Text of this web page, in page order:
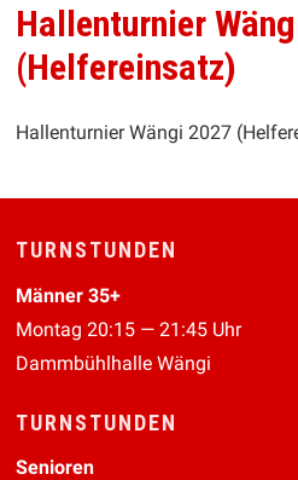
Hallenturnier
(Helfereinsatz)
Hallenturnier Wängi 2027
Footer
TURNSTUNDEN
Männer 35+
Montag 20:15 — 21:45 Uhr
Dammbühlhalle Wängi
TURNSTUNDEN
Senioren